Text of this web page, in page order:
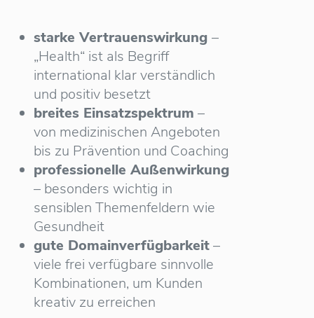
starke Vertrauenswirkung –
„Health“ ist als Begriff
international klar verständlich
und positiv besetzt
breites Einsatzspektrum –
von medizinischen Angeboten
bis zu Prävention und Coaching
professionelle Außenwirkung
– besonders wichtig in
sensiblen Themenfeldern wie
Gesundheit
gute Domainverfügbarkeit–
viele frei verfügbare sinnvolle
Kombinationen, um Kunden
kreativ zu erreichen